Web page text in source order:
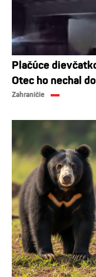
Plačúce
Otec ho nechal
Zahraničie